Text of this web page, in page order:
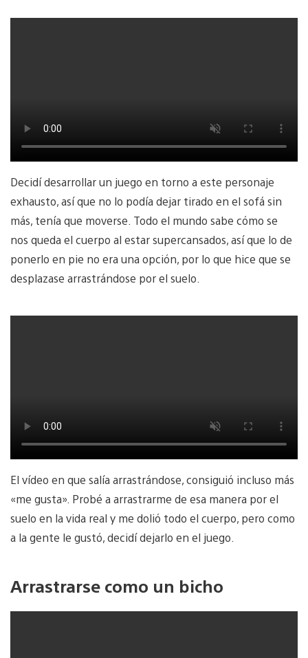
Decidí desarrollar un juego en torno a este personaje
exhausto, así que no lo podía dejar tirado en el sofá sin
más, tenía que moverse. Todo el mundo sabe cómo se
nos queda el cuerpo al estar supercansados, así que lo de
ponerlo en pie no era una opción, por lo que hice que se
desplazase arrastrándose por el suelo.
El vídeo en que salía arrastrándose, consiguió incluso más
«me gusta». Probé a arrastrarme de esa manera por el
suelo en la vida real y me dolió todo el cuerpo, pero como
a la gente le gustó, decidí dejarlo en el juego.
Arrastrarse como un bicho